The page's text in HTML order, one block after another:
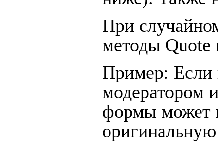
При
методы Quote
Пример: Если
модератором
формы может